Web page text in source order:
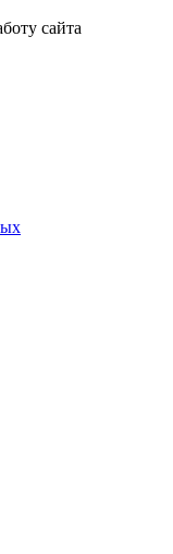
сайта